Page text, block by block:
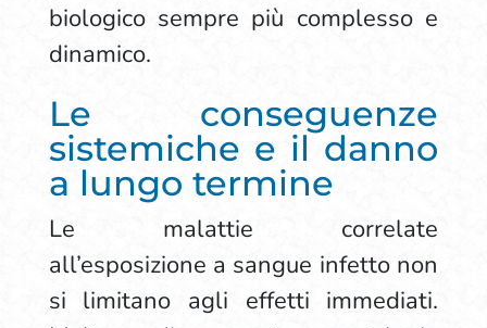
biologico sempre più complesso e
dinamico.
Le conseguenze
sistemiche e il danno
a lungo termine
Le malattie correlate
all’esposizione a sangue infetto non
si limitano agli effetti immediati.